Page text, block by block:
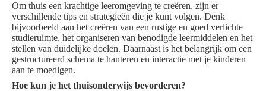
Om thuis een krachtige leeromgeving te creëren, zijn er
verschillende tips en strategieën die je kunt volgen. Denk
bijvoorbeeld aan het creëren van een rustige en goed verlichte
studieruimte, het organiseren van benodigde leermiddelen en het
stellen van duidelijke doelen. Daarnaast is het belangrijk om een
gestructureerd schema te hanteren en interactie met je kinderen
aan te moedigen.
Hoe kun je het thuisonderwijs bevorderen?